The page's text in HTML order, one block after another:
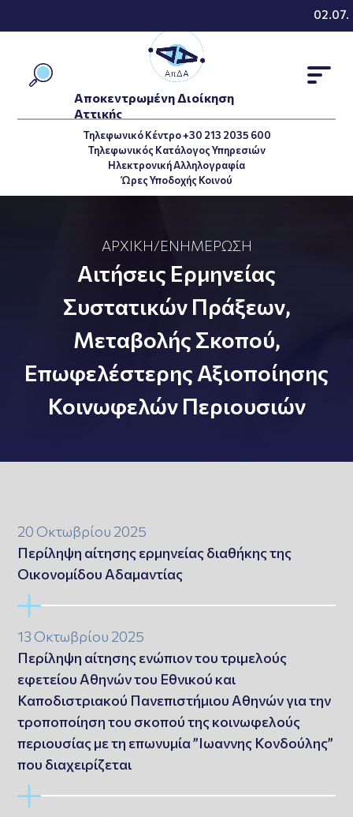
Τηλεφωνικό Κέντρο +30 213 2035 600
Τηλεφωνικός Κατάλογος Υπηρεσιών
Ηλεκτρονική Αλληλογραφία
Ώρες Υποδοχής Κοινού
Αποκεντρωμένη Διοίκηση
Αττικής
ΑΡΧΙΚΉ/ΕΝΗΜΈΡΩΣΗ
Αιτήσεις Ερμηνείας
Συστατικών Πράξεων,
Μεταβολής Σκοπού,
Επωφελέστερης Αξιοποίησης
Κοινωφελών Περιουσιών
20 Οκτωβρίου 2025
Περίληψη αίτησης ερμηνείας διαθήκης της
Οικονομίδου Αδαμαντίας
13 Οκτωβρίου 2025
Περίληψη αίτησης ενώπιον του τριμελούς
εφετείου Αθηνών του Εθνικού και
Καποδιστριακού Πανεπιστήμιου Αθηνών για την
τροποποίηση του σκοπού της κοινωφελούς
περιουσίας με τη επωνυμία ”Ιωαννης Κονδούλης”
που διαχειρίζεται